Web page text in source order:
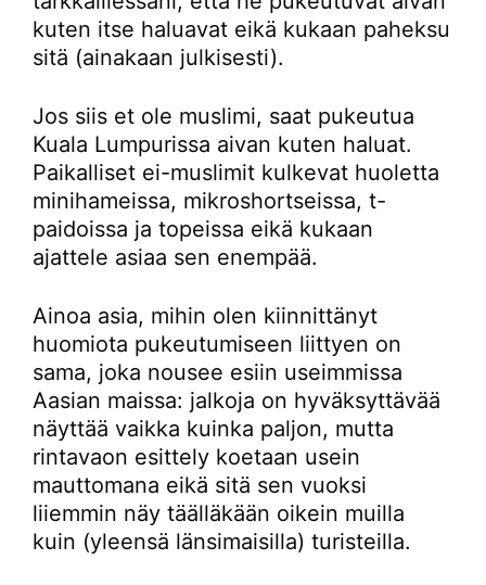
kuten itse haluavat eikä kukaan paheksu
sitä (ainakaan julkisesti).
Jos siis et ole muslimi, saat pukeutua
Kuala Lumpurissa aivan kuten haluat.
Paikalliset ei-muslimit kulkevat huoletta
minihameissa, mikroshortseissa, t-
paidoissa ja topeissa eikä kukaan
ajattele asiaa sen enempää.
Ainoa asia, mihin olen kiinnittänyt
huomiota pukeutumiseen liittyen on
sama, joka nousee esiin useimmissa
Aasian maissa: jalkoja on hyväksyttävää
näyttää vaikka kuinka paljon, mutta
rintavaon esittely koetaan usein
mauttomana eikä sitä sen vuoksi
liiemmin näy täälläkään oikein muilla
kuin (yleensä länsimaisilla) turisteilla.